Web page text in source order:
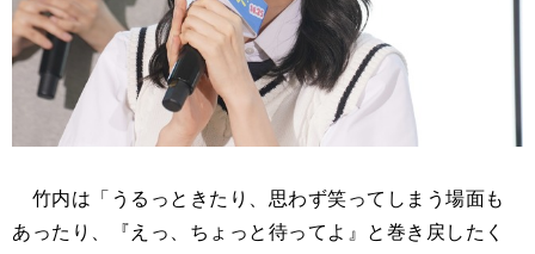
竹内は「うるっときたり、思わず笑ってしまう場面も
あったり、『えっ、ちょっと待ってよ』と巻き戻したく